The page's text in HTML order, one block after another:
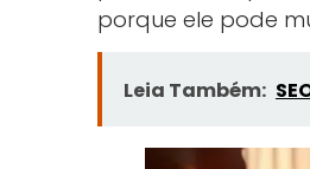
porque ele pode
Leia Também: